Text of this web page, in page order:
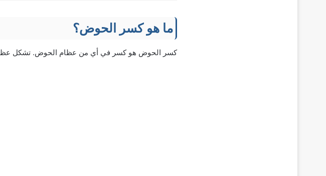
ما هو كسر الحوض؟
كسر الحوض هو كسر في أي من عظام الحوض. تشكل